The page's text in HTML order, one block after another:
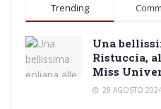
Trending
Una
Ristuccia,
Miss
28 AGOSTO